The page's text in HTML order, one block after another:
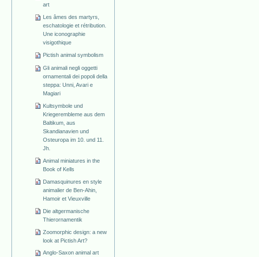
art
Les âmes des martyrs,
eschatologie et rétribution.
Une iconographie
visigothique
Pictish animal symbolism
Gli animali negli oggetti
ornamentali dei popoli della
steppa: Unni, Avari e
Magiari
Kultsymbole und
Kriegerembleme aus dem
Baltikum, aus
Skandianavien und
Osteuropa im 10. und 11.
Jh.
Animal miniatures in the
Book of Kells
Damasquinures en style
animalier de Ben-Ahin,
Hamoir et Vieuxville
Die altgermanische
Thierornamentik
Zoomorphic design: a new
look at Pictish Art?
Anglo-Saxon animal art